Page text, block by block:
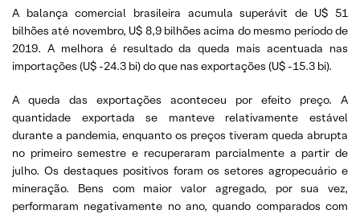
A balança comercial brasileira acumula superávit de U$ 51
bilhões até novembro, U$ 8,9 bilhões acima do mesmo período de
2019. A melhora é resultado da queda mais acentuada nas
importações (U$ -24.3 bi) do que nas exportações (U$ -15.3 bi).
A queda das exportações aconteceu por efeito preço. A
quantidade exportada se manteve relativamente estável
durante a pandemia, enquanto os preços tiveram queda abrupta
no primeiro semestre e recuperaram parcialmente a partir de
julho. Os destaques positivos foram os setores agropecuário e
mineração. Bens com maior valor agregado, por sua vez,
performaram negativamente no ano, quando comparados com